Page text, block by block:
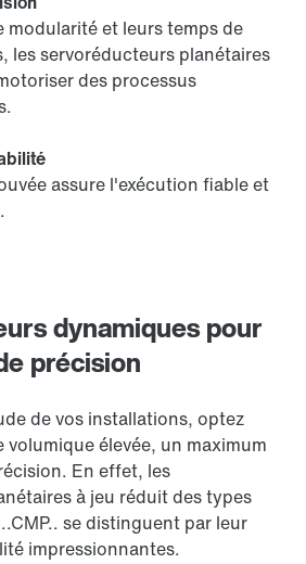
dynamiques pour
précision
de vos installations, optez
élevée, un maximum
En effet, les
à jeu réduit des types
se distinguent par leur
impressionnantes.
modularité et leurs temps de
les servoréducteurs planétaires
des processus
assure l'exécution fiable et